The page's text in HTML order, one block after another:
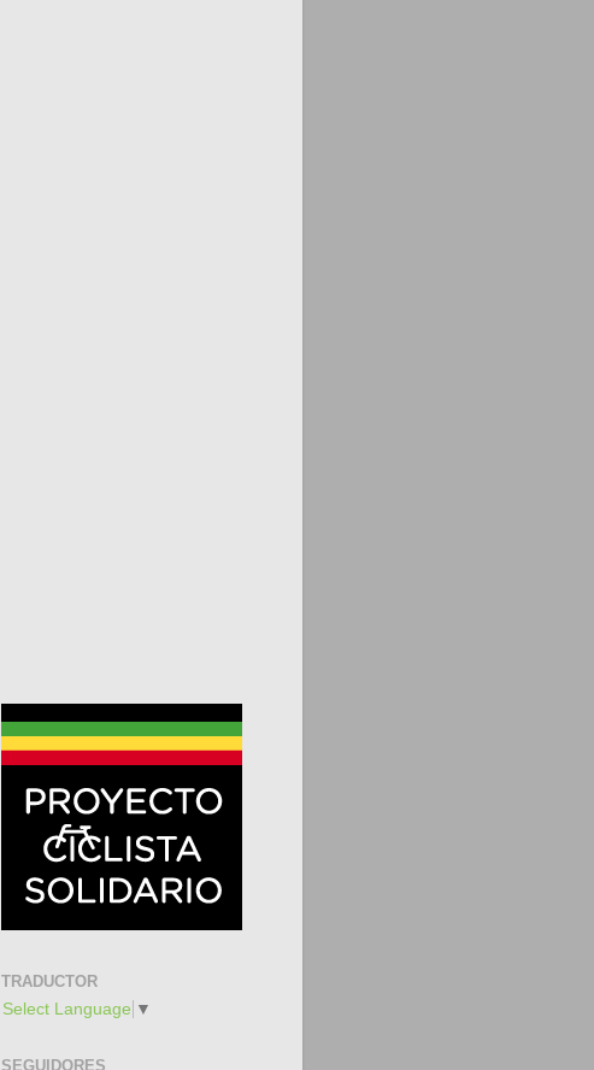
TRADUCTOR
Select Language ▼
SEGUIDORES